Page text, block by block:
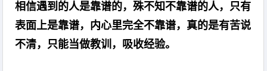
相信遇到的人是靠谱的，殊不知不靠谱的人，只有
表面上是靠谱，内心里完全不靠谱，真的是有苦说
不清，只能当做教训，吸收经验。